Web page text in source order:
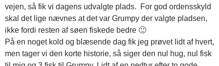
vejen, så fik vi dagens udvalgte plads. For god ordensskyld
skal det lige nævnes at det var Grumpy der valgte pladsen,
ikke fordi resten af søen fiskede bedre 🙂
På en noget kold og blæsende dag fik jeg prøvet lidt af hvert,
men tager vi den korte historie, så siger den nul hug, nul fisk